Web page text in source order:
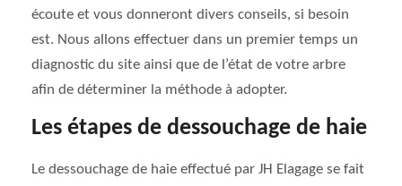
écoute et vous donneront divers conseils, si besoin
est. Nous allons effectuer dans un premier temps un
diagnostic du site ainsi que de l’état de votre arbre
afin de déterminer la méthode à adopter.
Les étapes de dessouchage de haie
Le dessouchage de haie effectué par JH Elagage se fait